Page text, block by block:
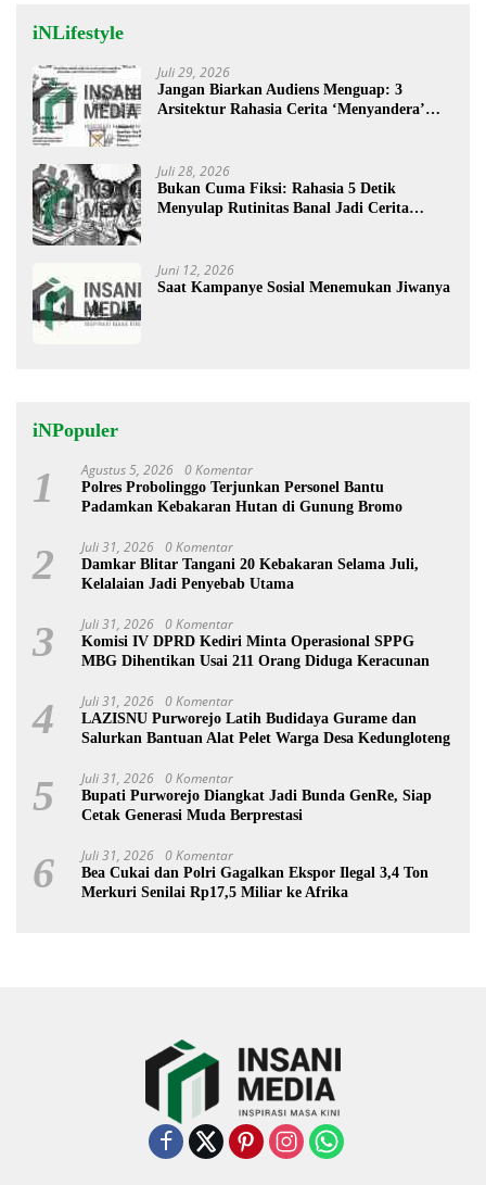
iNLifestyle
Juli 29, 2026
Jangan Biarkan Audiens Menguap: 3
Arsitektur Rahasia Cerita ‘Menyandera’
Juli 28, 2026
Bukan Cuma Fiksi: Rahasia 5 Detik
Menyulap Rutinitas Banal Jadi Cerita
Juni 12, 2026
Saat Kampanye Sosial Menemukan Jiwanya
iNPopuler
1 Agustus 5, 2026 0 Komentar
Polres Probolinggo Terjunkan Personel Bantu
Padamkan Kebakaran Hutan di Gunung Bromo
2 Juli 31, 2026 0 Komentar
Damkar Blitar Tangani 20 Kebakaran Selama Juli,
Kelalaian Jadi Penyebab Utama
3 Juli 31, 2026 0 Komentar
Komisi IV DPRD Kediri Minta Operasional SPPG
MBG Dihentikan Usai 211 Orang Diduga Keracunan
4 Juli 31, 2026 0 Komentar
LAZISNU Purworejo Latih Budidaya Gurame dan
Salurkan Bantuan Alat Pelet Warga Desa Kedungloteng
5 Juli 31, 2026 0 Komentar
Bupati Purworejo Diangkat Jadi Bunda GenRe, Siap
Cetak Generasi Muda Berprestasi
6 Juli 31, 2026 0 Komentar
Bea Cukai dan Polri Gagalkan Ekspor Ilegal 3,4 Ton
Merkuri Senilai Rp17,5 Miliar ke Afrika